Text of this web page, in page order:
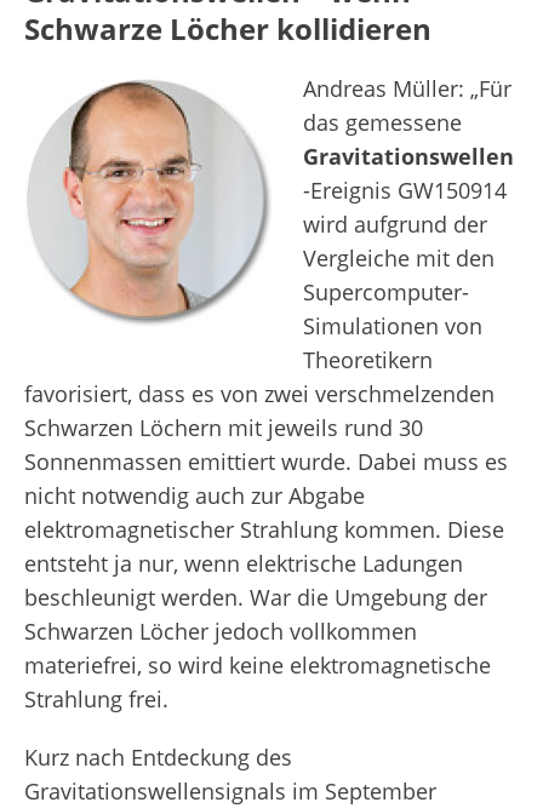
Schwarze Löcher kollidieren
Andreas Müller: „Für
das gemessene
Gravitationswellen
-Ereignis GW150914
wird aufgrund der
Vergleiche mit den
Supercomputer-
Simulationen von
Theoretikern
favorisiert, dass es von zwei verschmelzenden
Schwarzen Löchern mit jeweils rund 30
Sonnenmassen emittiert wurde. Dabei muss es
nicht notwendig auch zur Abgabe
elektromagnetischer Strahlung kommen. Diese
entsteht ja nur, wenn elektrische Ladungen
beschleunigt werden. War die Umgebung der
Schwarzen Löcher jedoch vollkommen
materiefrei, so wird keine elektromagnetische
Strahlung frei.
Kurz nach Entdeckung des
Gravitationswellensignals im September